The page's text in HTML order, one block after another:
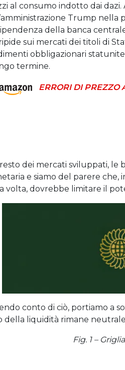
al consumo indotto dai
Trump nella
della banca
sui mercati dei titoli di
obbligazionari
termine.
ERRORI DI PREZZO
dei mercati sviluppati, le
e siamo del parere che,
volta, dovrebbe limitare il
conto di ciò, portiamo a
della liquidità rimane
Fig. 1 –